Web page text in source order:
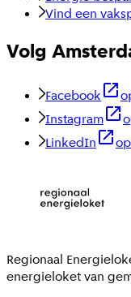
Vind een
Volg
Facebook
Instagram
LinkedIn
Regionaal
energieloket van